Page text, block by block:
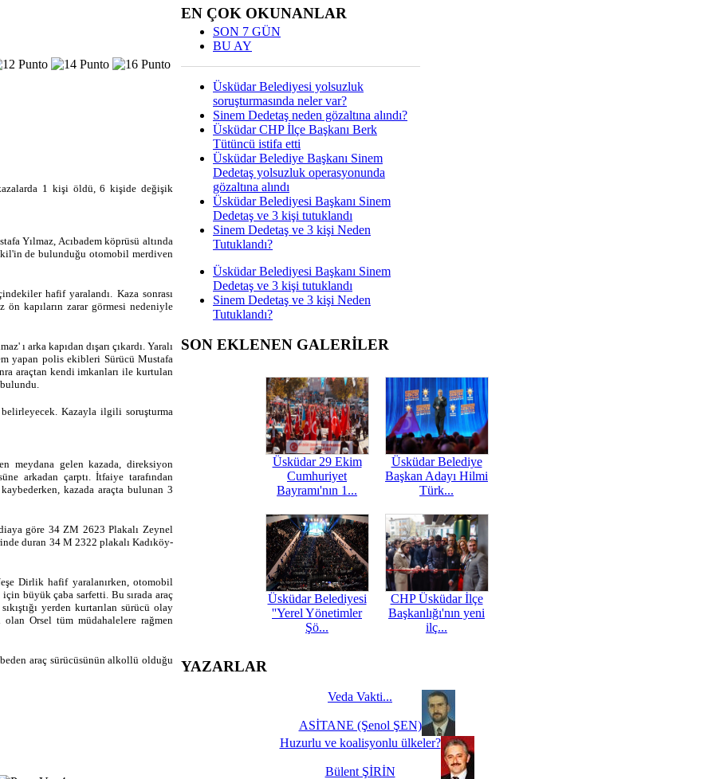
1 kişi öldü, 6 kişide değişik
Yılmaz, Acıbadem köprüsü altında
de bulunduğu otomobil merdiven
hafif yaralandı. Kaza sonrası
ön kapıların zarar görmesi nedeniyle
ı arka kapıdan dışarı çıkardı. Yaralı
yapan polis ekibleri Sürücü Mustafa
araçtan kendi imkanları ile kurtulan
belirleyecek. Kazayla ilgili soruşturma
meydana gelen kazada, direksiyon
arkadan çarptı. İtfaiye tarafından
kaybederken, kazada araçta bulunan 3
göre 34 ZM 2623 Plakalı Zeynel
duran 34 M 2322 plakalı Kadıköy-
Dirlik hafif yaralanırken, otomobil
büyük çaba sarfetti. Bu sırada araç
yerden kurtarılan sürücü olay
olan Orsel tüm müdahalelere rağmen
araç sürücüsünün alkollü olduğu
EN ÇOK OKUNANLAR
SON 7 GÜN
BU AY
Üsküdar Belediyesi yolsuzluk
soruşturmasında neler var?
Sinem Dedetaş neden gözaltına alındı?
Üsküdar CHP İlçe Başkanı Berk
Tütüncü istifa etti
Üsküdar Belediye Başkanı Sinem
Dedetaş yolsuzluk operasyonunda
gözaltına alındı
Üsküdar Belediyesi Başkanı Sinem
Dedetaş ve 3 kişi tutuklandı
Sinem Dedetaş ve 3 kişi Neden
Tutuklandı?
Üsküdar Belediyesi Başkanı Sinem
Dedetaş ve 3 kişi tutuklandı
Sinem Dedetaş ve 3 kişi Neden
Tutuklandı?
SON EKLENEN GALERİLER
Üsküdar 29 Ekim
Cumhuriyet
Bayramı'nın 1...
Üsküdar Belediye
Başkan Adayı Hilmi
Türk...
Üsküdar Belediyesi
''Yerel Yönetimler
Şö...
CHP Üsküdar İlçe
Başkanlığı'nın yeni
ilç...
YAZARLAR
Veda Vakti...
ASİTANE (Şenol ŞEN)
Huzurlu ve koalisyonlu ülkeler?
Bülent ŞİRİN